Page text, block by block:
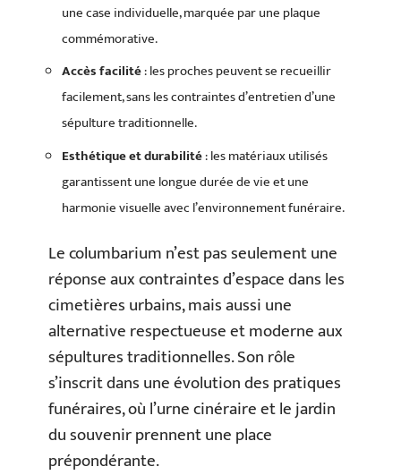
une case individuelle, marquée par une plaque
commémorative.
Accès facilité: les proches peuvent se recueillir
facilement, sans les contraintes d’entretien d’une
sépulture traditionnelle.
Esthétique et durabilité: les matériaux utilisés
garantissent une longue durée de vie et une
harmonie visuelle avec l’environnement funéraire.
Le columbarium n’est pas seulement une
réponse aux contraintes d’espace dans les
cimetières urbains, mais aussi une
alternative respectueuse et moderne aux
sépultures traditionnelles. Son rôle
s’inscrit dans une évolution des pratiques
funéraires, où l’urne cinéraire et le jardin
du souvenir prennent une place
prépondérante.